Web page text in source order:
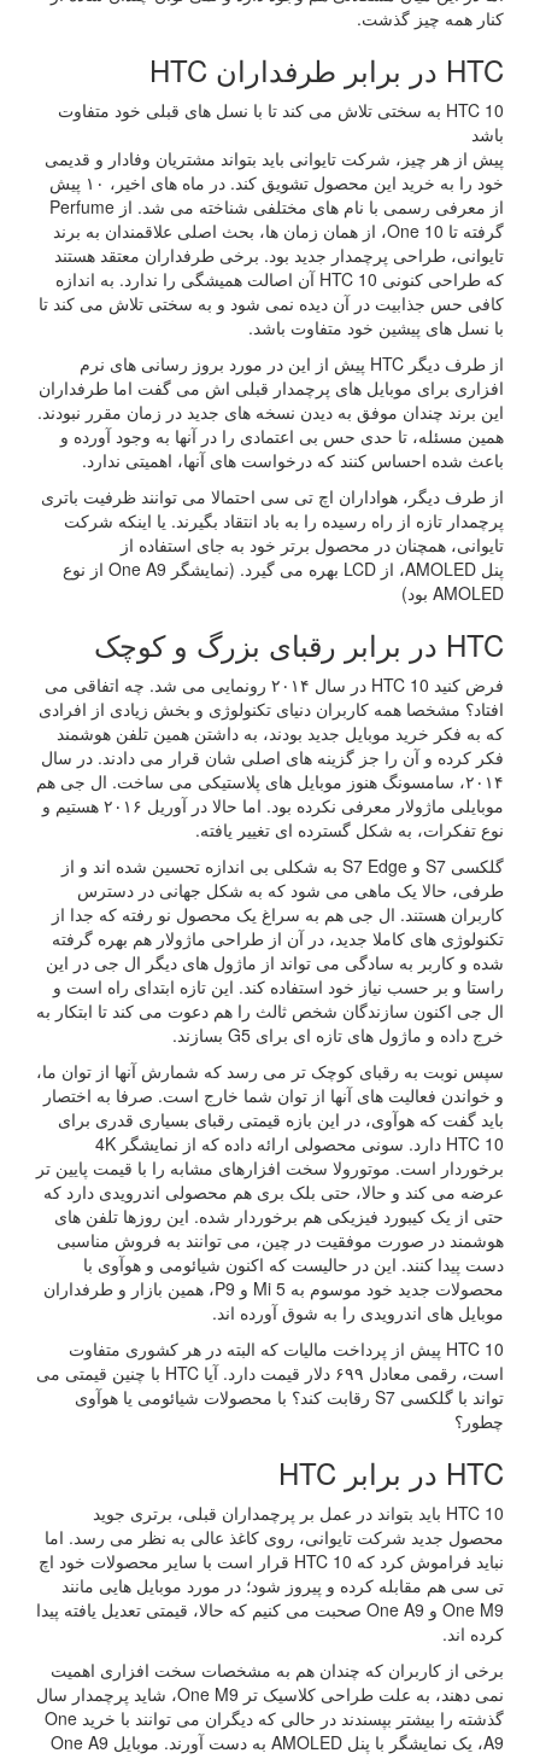
کنار همه چیز گذشت.
HTC در برابر طرفداران HTC
HTC 10 به سختی تلاش می کند تا با نسل های قبلی خود متفاوت
باشد
پیش از هر چیز، شرکت تایوانی باید بتواند مشتریان وفادار و قدیمی
خود را به خرید این محصول تشویق کند. در ماه های اخیر، ۱۰ پیش
از معرفی رسمی با نام های مختلفی شناخته می شد. از Perfume
گرفته تا One 10، از همان زمان ها، بحث اصلی علاقمندان به برند
تایوانی، طراحی پرچمدار جدید بود. برخی طرفداران معتقد هستند
که طراحی کنونی HTC 10 آن اصالت همیشگی را ندارد. به اندازه
کافی حس جذابیت در آن دیده نمی شود و به سختی تلاش می کند تا
با نسل های پیشین خود متفاوت باشد.
از طرف دیگر HTC پیش از این در مورد بروز رسانی های نرم
افزاری برای موبایل های پرچمدار قبلی اش می گفت اما طرفداران
این برند چندان موفق به دیدن نسخه های جدید در زمان مقرر نبودند.
همین مسئله، تا حدی حس بی اعتمادی را در آنها به وجود آورده و
باعث شده احساس کنند که درخواست های آنها، اهمیتی ندارد.
از طرف دیگر، هواداران اچ تی سی احتمالا می توانند ظرفیت باتری
پرچمدار تازه از راه رسیده را به باد انتقاد بگیرند. یا اینکه شرکت
تایوانی، همچنان در محصول برتر خود به جای استفاده از
پنل AMOLED، از LCD بهره می گیرد. (نمایشگر One A9 از نوع
AMOLED بود)
HTC در برابر رقبای بزرگ و کوچک
فرض کنید HTC 10 در سال ۲۰۱۴ رونمایی می شد. چه اتفاقی می
افتاد؟ مشخصا همه کاربران دنیای تکنولوژی و بخش زیادی از افرادی
که به فکر خرید موبایل جدید بودند، به داشتن همین تلفن هوشمند
فکر کرده و آن را جز گزینه های اصلی شان قرار می دادند. در سال
۲۰۱۴، سامسونگ هنوز موبایل های پلاستیکی می ساخت. ال جی هم
موبایلی ماژولار معرفی نکرده بود. اما حالا در آوریل ۲۰۱۶ هستیم و
نوع تفکرات، به شکل گسترده ای تغییر یافته.
گلکسی S7 و S7 Edge به شکلی بی اندازه تحسین شده اند و از
طرفی، حالا یک ماهی می شود که به شکل جهانی در دسترس
کاربران هستند. ال جی هم به سراغ یک محصول نو رفته که جدا از
تکنولوژی های کاملا جدید، در آن از طراحی ماژولار هم بهره گرفته
شده و کاربر به سادگی می تواند از ماژول های دیگر ال جی در این
راستا و بر حسب نیاز خود استفاده کند. این تازه ابتدای راه است و
ال جی اکنون سازندگان شخص ثالث را هم دعوت می کند تا ابتکار به
خرج داده و ماژول های تازه ای برای G5 بسازند.
سپس نوبت به رقبای کوچک تر می رسد که شمارش آنها از توان ما،
و خواندن فعالیت های آنها از توان شما خارج است. صرفا به اختصار
باید گفت که هوآوی، در این بازه قیمتی رقبای بسیاری قدری برای
HTC 10 دارد. سونی محصولی ارائه داده که از نمایشگر 4K
برخوردار است. موتورولا سخت افزارهای مشابه را با قیمت پایین تر
عرضه می کند و حالا، حتی بلک بری هم محصولی اندرویدی دارد که
حتی از یک کیبورد فیزیکی هم برخوردار شده. این روزها تلفن های
هوشمند در صورت موفقیت در چین، می توانند به فروش مناسبی
دست پیدا کنند. این در حالیست که اکنون شیائومی و هوآوی با
محصولات جدید خود موسوم به Mi 5 و P9، همین بازار و طرفداران
موبایل های اندرویدی را به شوق آورده اند.
HTC 10 پیش از پرداخت مالیات که البته در هر کشوری متفاوت
است، رقمی معادل ۶۹۹ دلار قیمت دارد. آیا HTC با چنین قیمتی می
تواند با گلکسی S7 رقابت کند؟ با محصولات شیائومی یا هوآوی
چطور؟
HTC در برابر HTC
HTC 10 باید بتواند در عمل بر پرچمداران قبلی، برتری جوید
محصول جدید شرکت تایوانی، روی کاغذ عالی به نظر می رسد. اما
نباید فراموش کرد که HTC 10 قرار است با سایر محصولات خود اچ
تی سی هم مقابله کرده و پیروز شود؛ در مورد موبایل هایی مانند
One M9 و One A9 صحبت می کنیم که حالا، قیمتی تعدیل یافته پیدا
کرده اند.
برخی از کاربران که چندان هم به مشخصات سخت افزاری اهمیت
نمی دهند، به علت طراحی کلاسیک تر One M9، شاید پرچمدار سال
گذشته را بیشتر بپسندند در حالی که دیگران می توانند با خرید One
A9، یک نمایشگر با پنل AMOLED به دست آورند. موبایل One A9